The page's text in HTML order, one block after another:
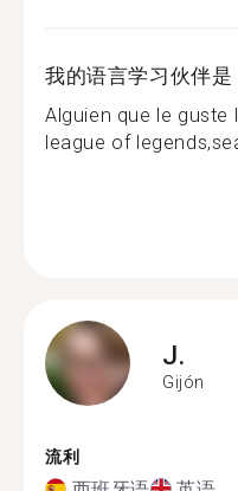
我的语言学习伙伴是
Alguien que le
league of
J.
Gijón
流利